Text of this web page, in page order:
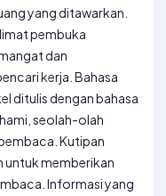
yang ditawarkan.
pembuka
dan
kerja. Bahasa
ditulis dengan bahasa
seolah-olah
Kutipan
untuk memberikan
Informasi yang